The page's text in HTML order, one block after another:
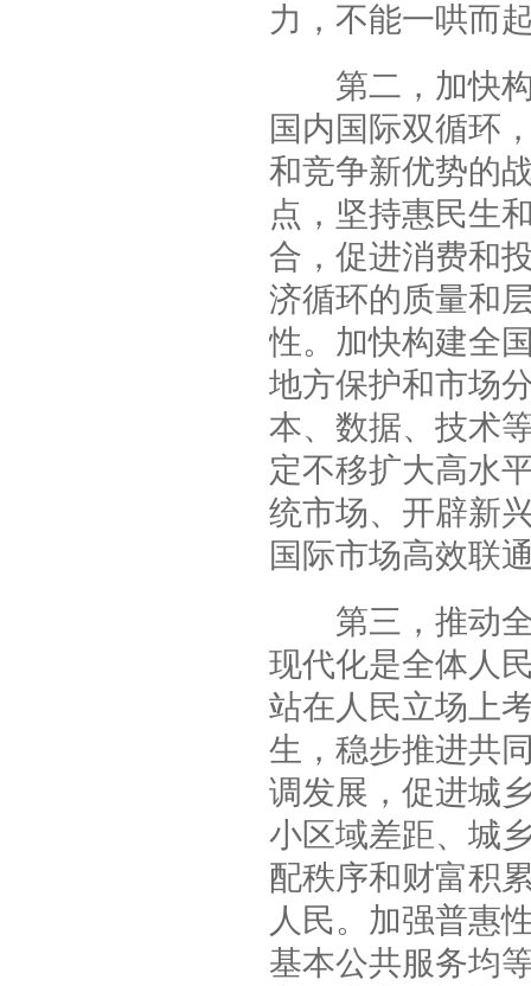
力，不能一哄而
第二，加快构
国内国际双循环
和竞争新优势的
点，坚持惠民生
合，促进消费和
济循环的质量和
性。加快构建全
地方保护和市场
本、数据、技术
定不移扩大高水
统市场、开辟新
国际市场高效联
第三，推动全
现代化是全体人
站在人民立场上
生，稳步推进共
调发展，促进城
小区域差距、城
配秩序和财富积
人民。加强普惠
基本公共服务均